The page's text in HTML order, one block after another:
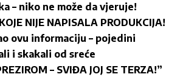
– niko ne može da vjeruje!
NIJE NAPISALA PRODUKCIJA!
ovu informaciju – pojedini
i skakali od sreće
– SVIĐA JOJ SE TERZA!”